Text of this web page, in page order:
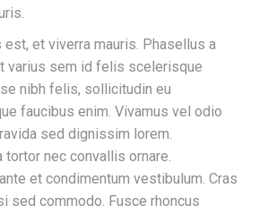
et viverra mauris. Phasellus a
varius sem id felis scelerisque
nibh felis, sollicitudin eu
faucibus enim. Vivamus vel odio
sed dignissim lorem.
nec convallis ornare.
et condimentum vestibulum. Cras
sed commodo. Fusce rhoncus